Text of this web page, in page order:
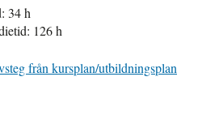
34 h
126 h
från kursplan/utbildningsplan